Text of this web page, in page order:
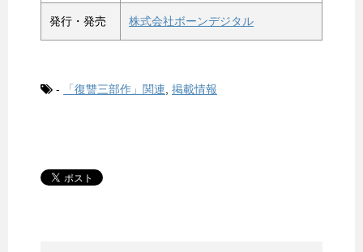
発行・発売 株式会社ボーンデジタル
- 「復讐三部作」関連 掲載情報